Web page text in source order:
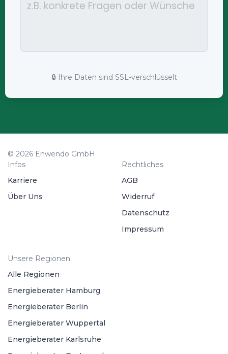
🔒 Ihre Daten sind SSL-verschlüsselt
© 2026 Enwendo GmbH
Infos
Karriere
Über Uns
Rechtliches
AGB
Widerruf
Datenschutz
Impressum
Unsere Regionen
Alle Regionen
Energieberater Hamburg
Energieberater Berlin
Energieberater Wuppertal
Energieberater Karlsruhe